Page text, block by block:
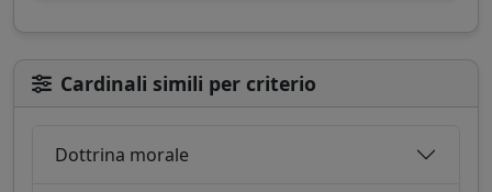
Cardinali simili per criterio
Dottrina morale